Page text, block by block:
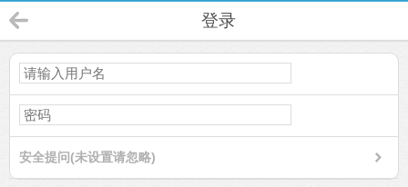
登录
安全提问(未设置请忽略)